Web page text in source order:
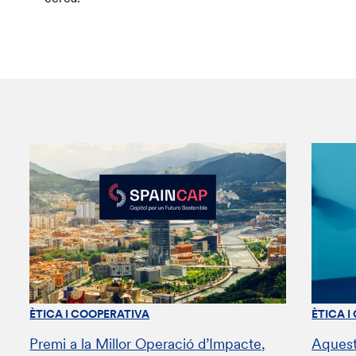
ÈTICA I COOPERATIVA
Premi a la Millor Operació d’Impacte,
ÈTICA I